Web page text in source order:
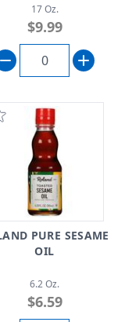
17 Oz.
$9.99
PURE SESAME
OIL
6.2 Oz.
$6.59